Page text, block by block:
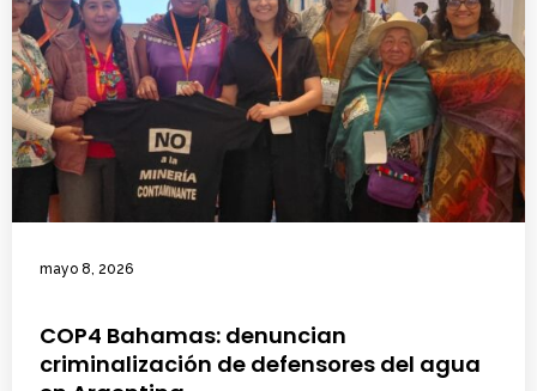
mayo 8, 2026
COP4 Bahamas: denuncian
criminalización de defensores del agua